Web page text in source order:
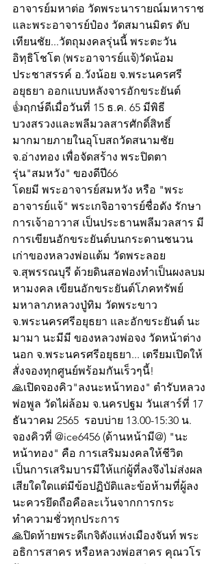
อาจารย์มหาต่อ วัดพระนารายณ์มหาราช
และพระอาจารย์ป๋อง วัดสมานมิตร ดับ
เทียนชัย...วัตถุมงคลรุ่นนี้ พระตะวัน
อิทฺธิโชโต (พระอาจารย์แจ้)วัดน้อม
ประชาสรรค์ อ.วังน้อย จ.พระนครศรี
อยุธยา ออกแบบหลังจารอักขระยันต์
👍ฤกษ์ดีเมื่อวันที่ 15 ธ.ค. 65 มีพิธี
บวงสรวงและพลีมวลสารศักดิ์สิทธิ์
มากมายภายในอุโบสถวัดสนามชัย
จ.อ่างทอง เพื่อจัดสร้าง พระปิดตา
รุ่น"สมหวัง" ของดีปี66
โดยมี พระอาจารย์สมหวัง หรือ "พระ
อาจารย์แจ้" พระเกจิอาจารย์ชื่อดัง รักษา
การเจ้าอาวาส เป็นประธานพลีมวลสาร มี
การเขียนอักขระยันต์บนกระดานชนวน
เก่าของหลวงพ่อแต้ม วัดพระลอย
จ.สุพรรณบุรี ด้วยดินสอฟองทำเป็นผงลบม
หามงคล เขียนอักขระยันต์โภคทรัพย์
มหาลาภหลวงปู่ทิม วัดพระขาว
จ.พระนครศรีอยุธยา และอักขระยันต์ นะ
มามา นะมีมี ของหลวงพ่อจง วัดหน้าต่าง
นอก จ.พระนครศรีอยุธยา... เตรียมเปิดให้
สั่งจองทุกศูนย์พร้อมกันเร็วๆนี้!
🙏เปิดจองคิว"ลงนะหน้าทอง" ตำรับหลวง
พ่อพูล วัดไผ่ล้อม จ.นครปฐม วันเสาร์ที่ 17
ธันวาคม 2565  รอบบ่าย 13.00-15:30 น.
จองคิวที่ @ice6456 (ด้านหน้ามี@) "นะ
หน้าทอง" คือ การเสริมมงคลให้ชีวิต
เป็นการเสริมบารมีให้แก่ผู้ที่ลงจึงไม่ส่งผล
เสียใดใดแต่มีข้อปฏิบัติและข้อห้ามที่ผู้ลง
นะควรยึดถือคือละเว้นจากการกระ
ทำความชั่วทุกประการ
🙏ปิดท้ายพระดีเกจิดังแห่งเมืองจันท์ พระ
อธิการสาคร หรือหลวงพ่อสาคร คุณวโร